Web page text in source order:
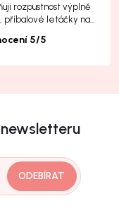
rozpustnost výplně
příbalové letáčky na
5/5
ODEBÍRAT